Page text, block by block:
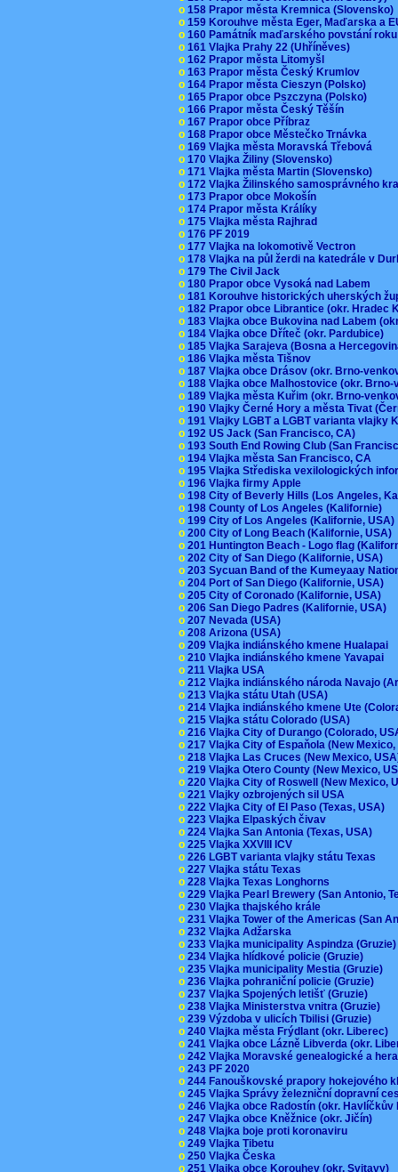
o 158 Prapor města Kremnica (Slovensko)
o 159 Korouhve města Eger, Maďarska a
o 160 Památník maďarského povstání
o 161 Vlajka Prahy 22 (Uhříněves)
o 162 Prapor města Litomyšl
o 163 Prapor města Český Krumlov
o 164 Prapor města Cieszyn (Polsko)
o 165 Prapor obce Pszczyna (Polsko)
o 166 Prapor města Český Těšín
o 167 Prapor obce Příbraz
o 168 Prapor obce Městečko Trnávka
o 169 Vlajka města Moravská Třebová
o 170 Vlajka Žiliny (Slovensko)
o 171 Vlajka města Martin (Slovensko)
o 172 Vlajka Žilinského samosprávného
o 173 Prapor obce Mokošín
o 174 Prapor města Králíky
o 175 Vlajka města Rajhrad
o 176 PF 2019
o 177 Vlajka na lokomotivě Vectron
o 178 Vlajka na půl žerdi na katedrále v
o 179 The Civil Jack
o 180 Prapor obce Vysoká nad Labem
o 181 Korouhve historických uherských
o 182 Prapor obce Librantice (okr. Hradec
o 183 Vlajka obce Bukovina nad Labem
o 184 Vlajka obce Dříteč (okr. Pardubice)
o 185 Vlajka Sarajeva (Bosna a
o 186 Vlajka města Tišnov
o 187 Vlajka obce Drásov (okr. Brno-
o 188 Vlajka obce Malhostovice (okr.
o 189 Vlajka města Kuřim (okr. Brno-
o 190 Vlajky Černé Hory a města Tivat
o 191 Vlajky LGBT a LGBT varianta vlajky
o 192 US Jack (San Francisco, CA)
o 193 South End Rowing Club (San
o 194 Vlajka města San Francisco, CA
o 195 Vlajka Střediska vexilologických
o 196 Vlajka firmy Apple
o 198 City of Beverly Hills (Los Angeles,
o 198 County of Los Angeles (Kalifornie)
o 199 City of Los Angeles (Kalifornie,
o 200 City of Long Beach (Kalifornie, USA)
o 201 Huntington Beach - Logo flag
o 202 City of San Diego (Kalifornie, USA)
o 203 Sycuan Band of the Kumeyaay
o 204 Port of San Diego (Kalifornie, USA)
o 205 City of Coronado (Kalifornie, USA)
o 206 San Diego Padres (Kalifornie, USA)
o 207 Nevada (USA)
o 208 Arizona (USA)
o 209 Vlajka indiánského kmene Hualapai
o 210 Vlajka indiánského kmene Yavapai
o 211 Vlajka USA
o 212 Vlajka indiánského národa Navajo
o 213 Vlajka státu Utah (USA)
o 214 Vlajka indiánského kmene Ute
o 215 Vlajka státu Colorado (USA)
o 216 Vlajka City of Durango (Colorado,
o 217 Vlajka City of Espaňola (New
o 218 Vlajka Las Cruces (New Mexico,
o 219 Vlajka Otero County (New Mexico,
o 220 Vlajka City of Roswell (New Mexico,
o 221 Vlajky ozbrojených sil USA
o 222 Vlajka City of El Paso (Texas, USA)
o 223 Vlajka Elpaských čivav
o 224 Vlajka San Antonia (Texas, USA)
o 225 Vlajka XXVIII ICV
o 226 LGBT varianta vlajky státu Texas
o 227 Vlajka státu Texas
o 228 Vlajka Texas Longhorns
o 229 Vlajka Pearl Brewery (San Antonio,
o 230 Vlajka thajského krále
o 231 Vlajka Tower of the Americas (San
o 232 Vlajka Adžarska
o 233 Vlajka municipality Aspindza
o 234 Vlajka hlídkové policie (Gruzie)
o 235 Vlajka municipality Mestia (Gruzie)
o 236 Vlajka pohraniční policie (Gruzie)
o 237 Vlajka Spojených letišť (Gruzie)
o 238 Vlajka Ministerstva vnitra (Gruzie)
o 239 Výzdoba v ulicích Tbilisi (Gruzie)
o 240 Vlajka města Frýdlant (okr. Liberec)
o 241 Vlajka obce Lázně Libverda (okr.
o 242 Vlajka Moravské genealogické a
o 243 PF 2020
o 244 Fanouškovské prapory hokejového
o 245 Vlajka Správy železniční dopravní
o 246 Vlajka obce Radostín (okr.
o 247 Vlajka obce Kněžnice (okr. Jičín)
o 248 Vlajka boje proti koronaviru
o 249 Vlajka Tibetu
o 250 Vlajka Česka
o 251 Vlajka obce Korouhev (okr. Svitavy)